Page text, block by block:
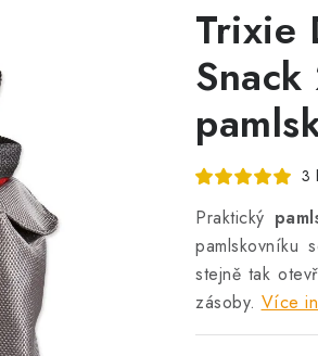
Trixie
3
Praktický
pamlskovníku
stejně tak
zásoby. Více